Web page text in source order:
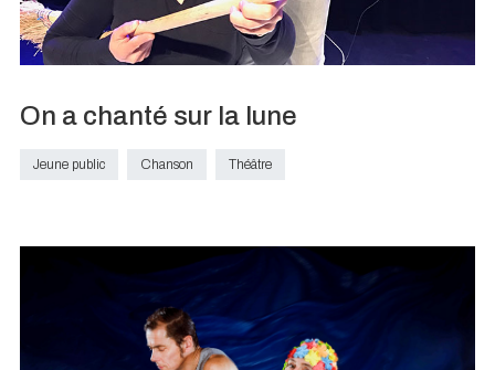
On a chanté sur la lune
Jeune public Chanson Théâtre